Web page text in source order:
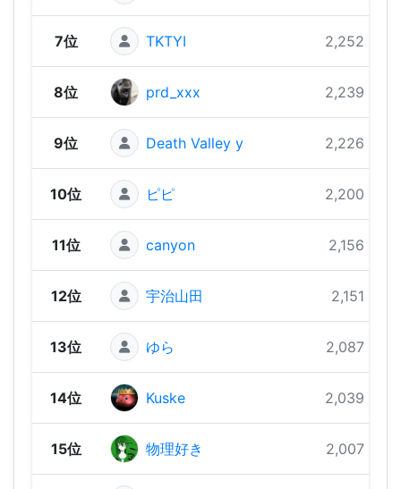
7位 TKTYI 2,252 pts
8位 prd_xxx 2,239 pts
9位 Death Valley y 2,226 pts
10位 ピピ 2,200 pts
11位 canyon 2,156 pts
12位 宇治山田 2,151 pts
13位 ゆら 2,087 pts
14位 Kuske 2,039 pts
15位 物理好き 2,007 pts